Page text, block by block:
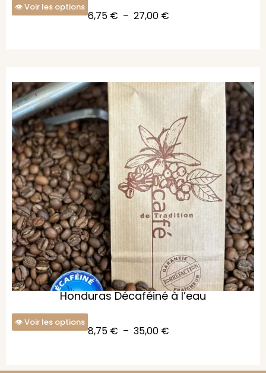
Voir les options
6,75 € – 27,00 €
Honduras Décaféiné à l’eau
Voir les options
8,75 € – 35,00 €